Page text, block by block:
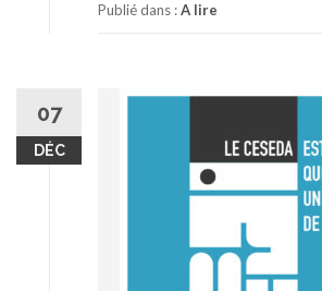
Publié dans :A lire
07
DÉC